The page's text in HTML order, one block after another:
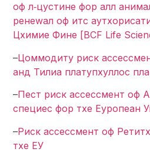
оф л‐цyстине фор алл
ренеwал оф итс
Цхимие Фине [BCF Life
–Цоммодитy риск
анд Тилиа платyпхyллос
–Пест риск ассессмент оф
специес фор тхе Еуропеан
–Риск ассессмент оф
тхе ЕУ